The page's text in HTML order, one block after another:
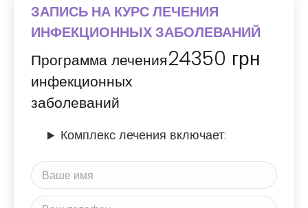
ЗАПИСЬ НА КУРС ЛЕЧЕНИЯ
ИНФЕКЦИОННЫХ ЗАБОЛЕВАНИЙ
Программа лечения
инфекционных
заболеваний
24350 грн
Комплекс лечения включает: